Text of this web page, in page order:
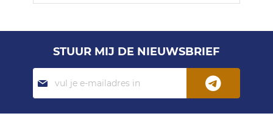
STUUR MIJ DE NIEUWSBRIEF
Abonneer
je
op